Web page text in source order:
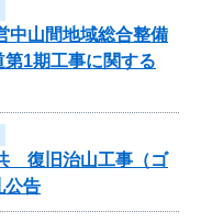
中山間地域総合整備
1期工事に関する
復旧治山工事（ゴ
公告